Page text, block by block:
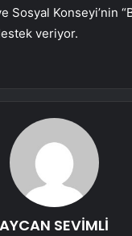
Sosyal Konseyi’nin
veriyor.
AYCAN SEVİMLİ